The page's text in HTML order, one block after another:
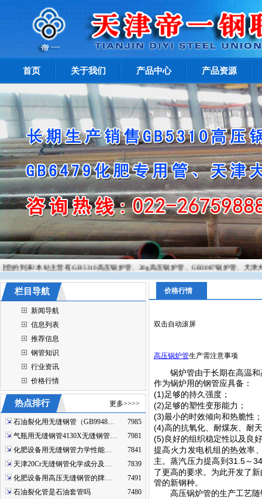
首页 关于我们 产品中心 产品资源
的到来!本站主营有:GB5310高压锅炉管、20g高压锅炉管、GB3087锅炉管、天津
栏目导航
新闻导航
信息列表
推荐信息
钢管知识
行业资讯
价格行情
热点排行 更多>>>>
石油裂化用无缝钢管（GB9948…
7985
气瓶用无缝钢管4130X无缝钢管…
7981
化肥设备用无缝钢管力学性能…
7841
天津20Cr无缝钢管化学成分及…
7839
化肥设备用高压无缝钢管的牌…
7491
石油裂化管是石油套管吗
7480
价格行情
双击自动滚屏
高压锅炉管生产需注意事项
锅炉管由于长期在高温
作为锅炉用的钢管应具备：
(1)足够的持久强度；
(2)足够的塑性变形能力；
(3)最小的时效倾向和热脆性；
(4)高的抗氧化、耐煤灰、耐
(5) 良好的组织稳定性以及良
提高火力发电机组的热效率
主。蒸汽压力提高到 31.5～
了更高的要求。为此开发了
管的新钢种。
高压锅炉管的生产工艺